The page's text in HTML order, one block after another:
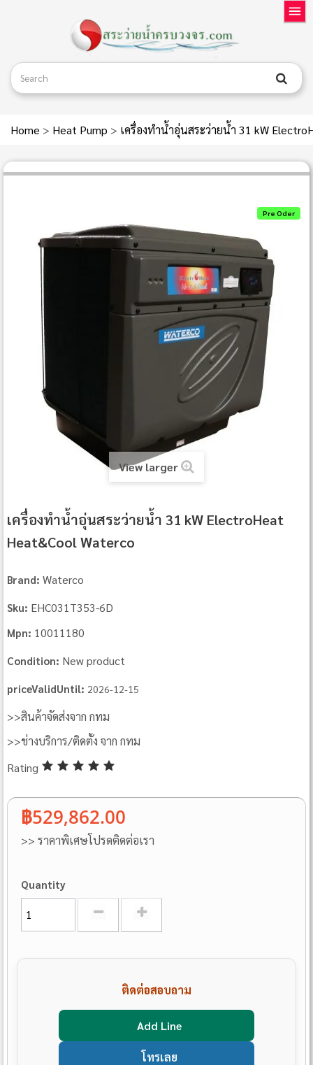
Home > Heat Pump > เครื่องทำน้ำอุ่นสระว่ายน้ำ 31 kW
Pre Oder
View larger
เครื่องทำน้ำอุ่นสระว่ายน้ำ 31 kW ElectroHeat
Heat&Cool Waterco
Brand: Waterco
Sku: EHC031T353-6D
Mpn: 10011180
Condition: New product
priceValidUntil: 2026-12-15
>>สินค้าจัดส่งจาก กทม
>>ช่างบริการ/ติดตั้ง จาก กทม
Rating
฿529,862.00
>> ราคาพิเศษโปรดติดต่อเรา
Quantity
ติดต่อสอบถาม
Add Line
โทรเลย